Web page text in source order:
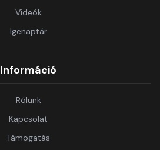
Videók
Igenaptár
Információ
Rólunk
Kapcsolat
Támogatás